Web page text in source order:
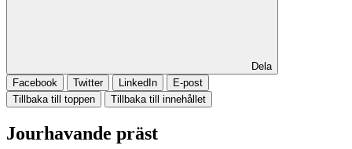
Dela
Facebook
Twitter LinkedIn
E-post
Tillbaka till toppen
Tillbaka till innehållet
Jourhavande präst